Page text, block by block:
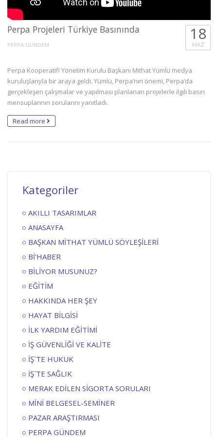
Perpa Projeleri Türkiye Basınında
PERPA GÜNDEM
18
HAZ
Perpa Kooperatifi Yönetim Kurulu Başkanı Mithat Yümlü medya
kuruluşlarıyla bir araya geldi. Yümlü, Perpa’nın önemi, Perpa’da
gerçekleşen çalışmalar ve yapılması planlanan projelerle ilgili basın
mensuplarının sorularını yanıtladı.
Read more
Kategoriler
AKILLI TASARIMLAR
ANASAYFA
BAŞKAN MİTHAT YÜMLÜ SÖYLEŞİLERİ
Bİ'HABER
BİLİYOR MUSUNUZ?
EĞİTİM
HAKKINDA HER ŞEY
HAYAT BİLGİSİ
İLK YARDIM EĞİTİMİ
İŞ GÜVENLİĞİ VE KALİTE
İŞ`TE HUKUK
İŞ`TE SAĞLIK
MERAK EDİLEN SİGORTA SORULARI
MİNİ BELGESEL-SEMİNER
PAZAR ARAŞTIRMASI
PERPA GÜNDEM